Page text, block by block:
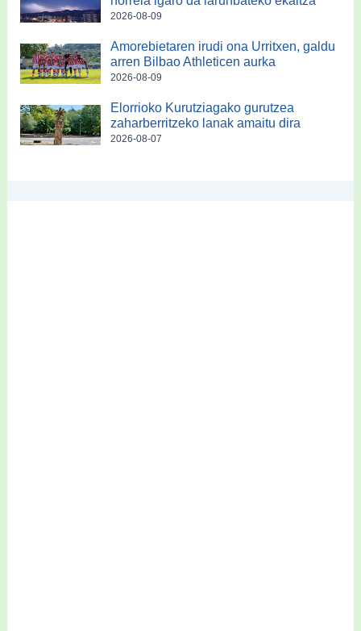
2026-08-09
Amorebietaren irudi ona Urritxen, galdu
arren Bilbao Athleticen aurka
2026-08-09
Elorrioko Kurutziagako gurutzea
zaharberritzeko lanak amaitu dira
2026-08-07